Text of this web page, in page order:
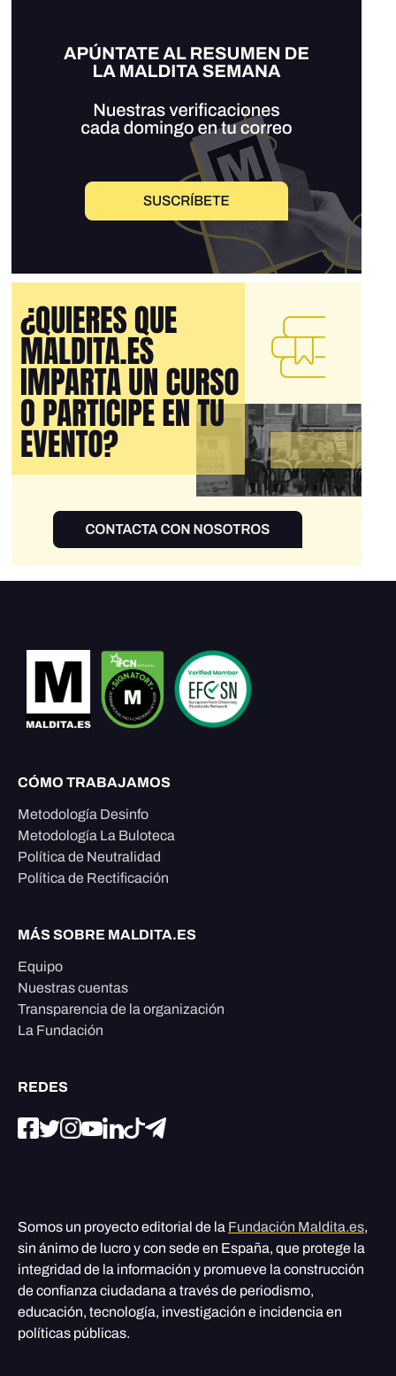
CÓMO TRABAJAMOS
Metodología Desinfo
Metodología La Buloteca
Política de Neutralidad
Política de Rectificación
MÁS SOBRE MALDITA.ES
Equipo
Nuestras cuentas
Transparencia de la organización
La Fundación
REDES
Somos un proyecto editorial de la Fundación Maldita.es,
sin ánimo de lucro y con sede en España, que protege la
integridad de la información y promueve la construcción
de confianza ciudadana a través de periodismo,
educación, tecnología, investigación e incidencia en
políticas públicas.